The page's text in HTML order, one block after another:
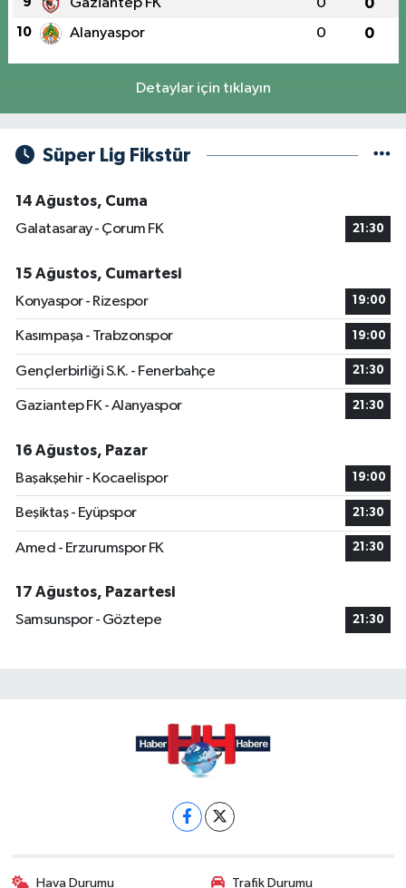
Gaziantep FK 0 0
10 Alanyaspor 0 0
Detaylar için tıklayın
Süper Lig Fikstür
14 Ağustos, Cuma
Galatasaray - Çorum FK
21:30
15 Ağustos, Cumartesi
Konyaspor - Rizespor
19:00
Kasımpaşa - Trabzonspor 19:00
Gençlerbirliği S.K. - Fenerbahçe 21:30
Gaziantep FK - Alanyaspor 21:30
16 Ağustos, Pazar
Başakşehir - Kocaelispor
19:00
Beşiktaş - Eyüpspor 21:30
Amed - Erzurumspor FK 21:30
17 Ağustos, Pazartesi
Samsunspor - Göztepe
21:30
Hava Durumu Trafik Durumu